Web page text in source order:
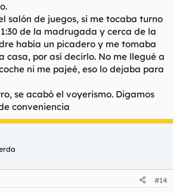
salón de juegos, si me tocaba turno
de la madrugada y cerca de la
había un picadero y me tomaba
casa, por así decirlo. No me llegué a
ni me pajeé, eso lo dejaba para
se acabó el voyerismo. Digamos
conveniencia
#14